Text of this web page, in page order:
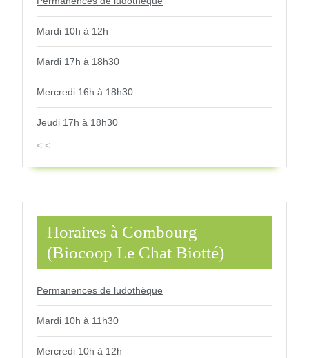
Mardi 10h à 12h
Mardi 17h à 18h30
Mercredi 16h à 18h30
Jeudi 17h à 18h30
< <
Horaires à Combourg
(Biocoop Le Chat Biotté)
Permanences de ludothèque
Mardi 10h à 11h30
Mercredi 10h à 12h